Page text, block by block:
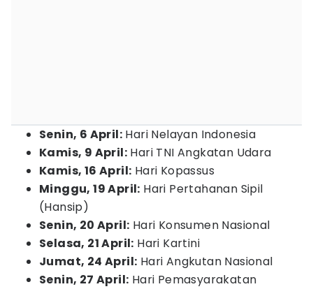
Senin, 6 April: Hari Nelayan Indonesia
Kamis, 9 April: Hari TNI Angkatan Udara
Kamis, 16 April: Hari Kopassus
Minggu, 19 April: Hari Pertahanan Sipil
(Hansip)
Senin, 20 April: Hari Konsumen Nasional
Selasa, 21 April: Hari Kartini
Jumat, 24 April: Hari Angkutan Nasional
Senin, 27 April: Hari Pemasyarakatan